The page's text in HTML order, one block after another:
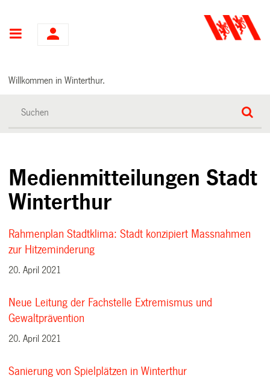
Hauptnavigation
Willkommen in Winterthur.
Medienmitteilungen Stadt
Winterthur
Rahmenplan Stadtklima: Stadt konzipiert Massnahmen
zur Hitzeminderung
20. April 2021
Neue Leitung der Fachstelle Extremismus und
Gewaltprävention
20. April 2021
Sanierung von Spielplätzen in Winterthur